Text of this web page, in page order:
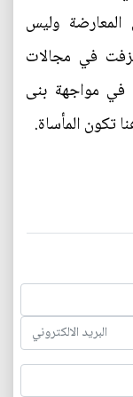
المعارضة وليس
في مجالات
في مواجهة بنى
تكون المأساة.